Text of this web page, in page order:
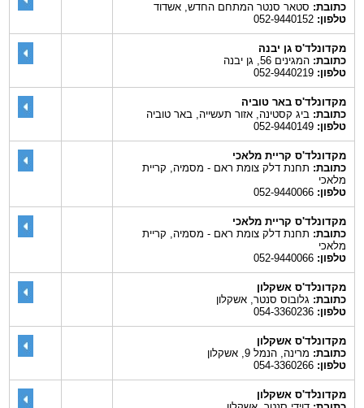
כתובת:סטאר סנטר המתחם החדש, אשדוד
טלפון:052-9440152
מקדונלד'ס גן יבנה
כתובת:המגינים 56, גן יבנה
טלפון:052-9440219
מקדונלד'ס באר טוביה
כתובת:ביג קסטינה, אזור תעשייה, באר טוביה
טלפון:052-9440149
מקדונלד'ס קריית מלאכי
כתובת:תחנת דלק צומת ראם - מסמיה, קריית
מלאכי
טלפון:052-9440066
מקדונלד'ס קריית מלאכי
כתובת:תחנת דלק צומת ראם - מסמיה, קריית
מלאכי
טלפון:052-9440066
מקדונלד'ס אשקלון
כתובת:גלובוס סנטר, אשקלון
טלפון:054-3360236
מקדונלד'ס אשקלון
כתובת:מרינה, הנמל 9, אשקלון
טלפון:054-3360266
מקדונלד'ס אשקלון